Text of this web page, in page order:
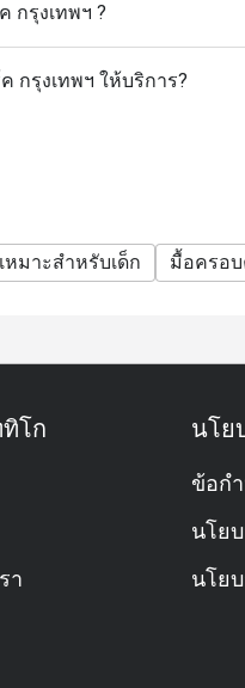
Bangkok?
directly connected
กรุงเทพฯ ?
กรุงเทพฯ ให้บริการ?
เหมาะสำหรับเด็ก มื้อครอ
โก
า
นโย
ข้อก
นโย
นโย